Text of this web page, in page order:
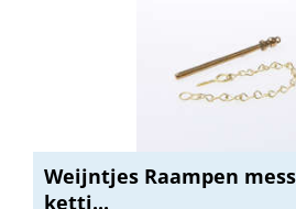
Weijntjes Raampen
ketti...